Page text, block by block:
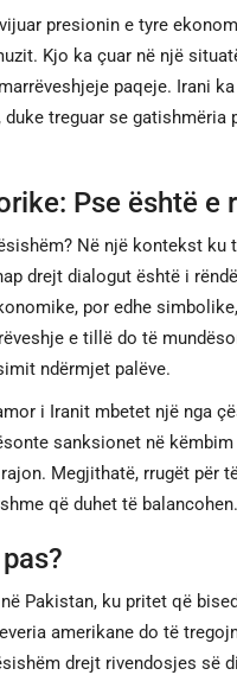
presionin e tyre
Kjo ka çuar në një
paqeje. Irani
duke treguar se
Pse është e
Në një kontekst ku
drejt dialogut është i
por edhe
e tillë do të
ndërmjet palëve.
i Iranit mbetet një nga
sanksionet në
Megjithatë, rrugët për
që duhet të balancohen.
Pakistan, ku pritet që
amerikane do të
drejt rivendosjes së